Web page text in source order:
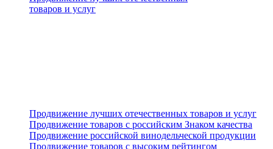
товаров и услуг
Продвижение лучших отечественных товаров и услуг
Продвижение товаров с российским Знаком качества
Продвижение российской винодельческой продукции
Продвижение товаров с высоким рейтингом